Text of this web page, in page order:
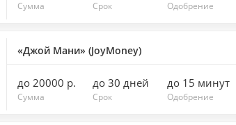
Сумма Срок Одобрение
«Джой Мани» (JoyMoney)
до 20000 р.
Сумма
до 30 дней
Срок
до 15 минут
Одобрение